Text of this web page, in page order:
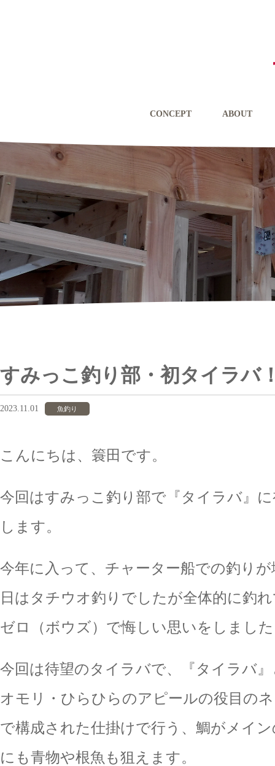
CONCEPT ABOUT
すみっこ釣り部・初タイラバ
2023.11.01 魚釣り
こんにちは、簑田です。
今回はすみっこ釣り部で『タイラバ』
します。
今年に入って、チャーター船での釣り
日はタチウオ釣りでしたが全体的に釣
ゼロ（ボウズ）で悔しい思いをしまし
今回は待望のタイラバで、『タイラバ
オモリ・ひらひらのアピールの役目の
で構成された仕掛けで行う、鯛がメイ
にも青物や根魚も狙えます。